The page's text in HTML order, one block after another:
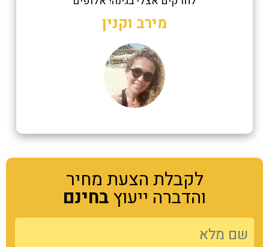
מירב וקנין
לקבלת הצעת מחיר
והדברה ייעוץבחינם